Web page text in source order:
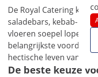
De Royal Catering
saladebars, kebab- en
vloeren soepel lopen.
belangrijkste voordelen
hectische leven van
De beste keuze